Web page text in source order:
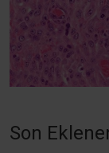
Son